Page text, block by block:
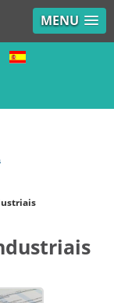
MENU